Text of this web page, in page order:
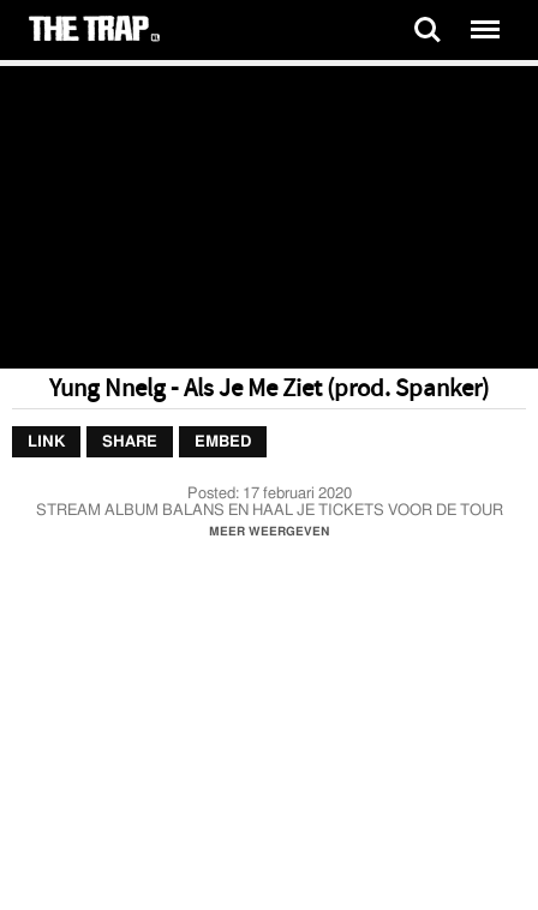
Yung Nnelg - Als Je Me Ziet (prod. Spanker)
LINK SHARE EMBED
Posted:17 februari 2020
STREAM ALBUM BALANS EN HAAL JE TICKETS VOOR DE TOUR
https://fanlink.to/Balans
MEER WEERGEVEN